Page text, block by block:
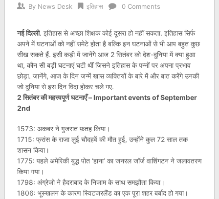
By News Desk इतिहास 0 Comments
नई दिल्ली. इतिहास से अच्छा शिक्षक कोई दूसरा हो नहीं सकता. इतिहास सिर्फ
अपने में घटनाओं को नहीं समेटे होता है बल्कि इन घटनाओं से भी आप बहुत कुछ
सीख सकते हैं. इसी कड़ी में जानेंगे आज 2 सितंबर को देश-दुनिया में क्या हुआ
था, कौन सी बड़ी घटनाएं घटी थीं जिसने इतिहास के पन्नों पर अपना प्रभाव
छोड़ा. जानेंगे, आज के दिन जन्में खास व्यक्तियों के बारे में और बात करेंगे उनकी
जो दुनिया से इस दिन विदा होकर चले गए.
2 सितंबर की महत्त्वपूर्ण घटनाएँ – Important events of September
2nd
1573: अकबर ने गुजरात फ़तह किया।
1715: फ्रांस के राजा लुई चौदहवें की मौत हुई, उन्होंने कुल 72 साल तक
शासन किया।
1775: पहले अमेरिकी युद्ध पोत ‘हाना’ का जनरल जॉर्ज वाशिंगटन ने जलावतरण
किया गया।
1798: अंग्रेजो ने हैदराबाद के निजाम के साथ समझौता किया।
1806: भूस्खलन के कारण स्विटजरलैंड का एक पूरा शहर बर्बाद हो गया।